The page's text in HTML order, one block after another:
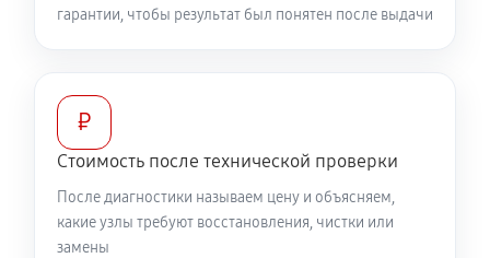
гарантии, чтобы результат был понятен после выдачи
₽
Стоимость после технической проверки
После диагностики называем цену и объясняем,
какие узлы требуют восстановления, чистки или
замены